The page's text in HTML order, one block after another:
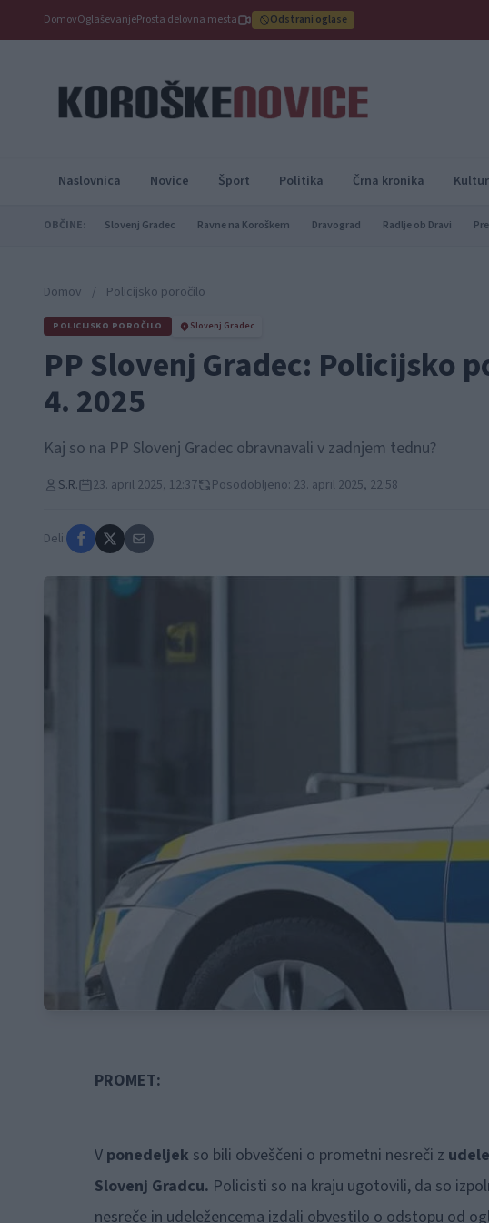
DomovOglaševanjeProsta delovna mesta Odstrani oglase
Naslovnica Novice Šport Politika Črna kronika
OBČINE: Slovenj Gradec Ravne na Koroškem Dravograd Radlje ob Dravi
Domov / Policijsko poročilo
POLICIJSKO POROČILO Slovenj Gradec
PP Slovenj Gradec: Policijsko
4. 2025
Kaj so na PP Slovenj Gradec obravnavali v zadnjem tednu?
S.R. 23. april 2025, 12:37 Posodobljeno: 23. april 2025, 22:58
Deli:
PROMET:
V ponedeljek so bili obveščeni o prometni nesreči z
Slovenj Gradcu. Policisti so na kraju ugotovili, da so
nesreče in udeležencema izdali obvestilo o odstopu od